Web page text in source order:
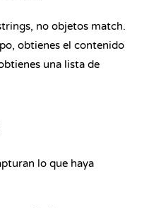
no objetos match.
obtienes el contenido
una lista de
lo que haya